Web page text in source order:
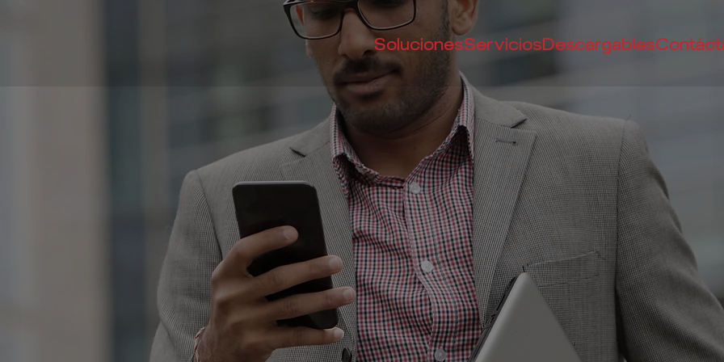
SolucionesServiciosDescargables